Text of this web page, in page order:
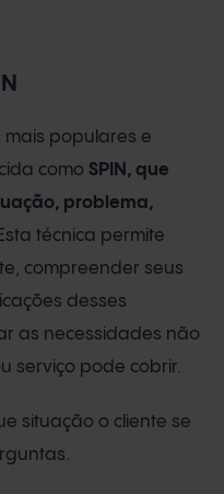
mais populares e
como SPIN, que
problema,
técnica permite
compreender seus
desses
as necessidades não
serviço pode cobrir.
situação o cliente se